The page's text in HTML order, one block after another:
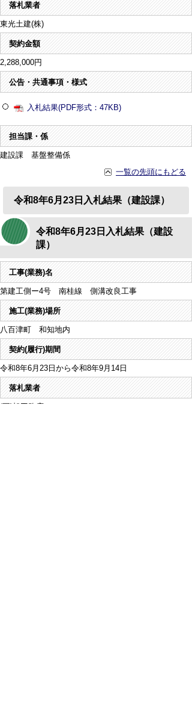
落札業者
東光土建(株)
契約金額
2,288,000円
公告・共通事項・様式
入札結果(PDF形式：47KB)
担当課・係
建設課 基盤整備係
一覧の先頭にもどる
令和8年6月23日入札結果（建設課）
令和8年6月23日入札結果（建設
課）
工事(業務)名
第建工側ー4号 南桂線 側溝改良工事
施工(業務)場所
八百津町 和知地内
契約(履行)期間
令和8年6月23日から令和8年9月14日
落札業者
(同)旭工務店